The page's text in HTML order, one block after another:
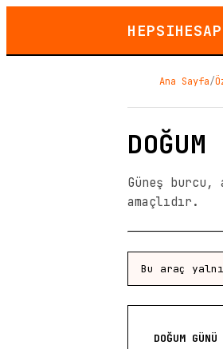
Ana Sayfa/
Güneş
amaçlıdır.
Bu araç
DOĞUM GÜNÜ